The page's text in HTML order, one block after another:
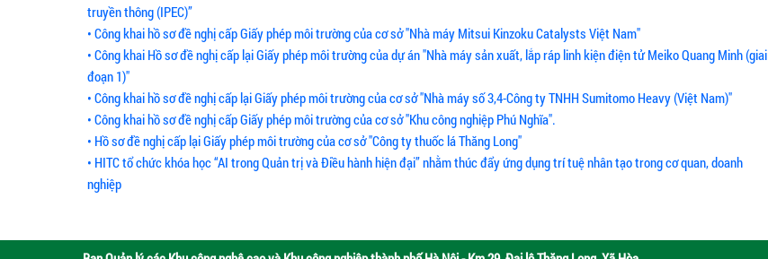
truyền thông (IPEC)”
• Công khai hồ sơ đề nghị cấp Giấy phép môi trường của cơ sở "Nhà máy Mitsui Kinzoku Catalysts Việt Nam"
• Công khai Hồ sơ đề nghị cấp lại Giấy phép môi trường của dự án "Nhà máy sản xuất, lắp ráp linh kiện điện tử Meiko Quang Minh (giai
đoạn 1)"
• Công khai hồ sơ đề nghị cấp lại Giấy phép môi trường của cơ sở "Nhà máy số 3,4-Công ty TNHH Sumitomo Heavy (Việt Nam)"
• Công khai hồ sơ đề nghị cấp Giấy phép môi trường của cơ sở "Khu công nghiệp Phú Nghĩa".
• Hồ sơ đề nghị cấp lại Giấy phép môi trường của cơ sở "Công ty thuốc lá Thăng Long"
• HITC tổ chức khóa học “AI trong Quản trị và Điều hành hiện đại” nhằm thúc đẩy ứng dụng trí tuệ nhân tạo trong cơ quan, doanh
nghiệp